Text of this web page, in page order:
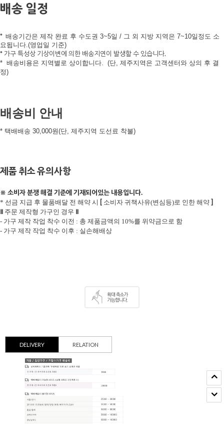
배송 일정
* 배송기간은 제작 완료 후 수도권 3~5일 / 그 외 지방 지역은 7~10일정도 소
요됩니다.(영업일 기준)
* 가구 특성상 기상이변에 의한 배송지연이 발생할 수 있습니다.
* 배송비용은 지역별로 상이합니다.
(단, 제주지역은 고객센터와 상의 후 결
정)
배송비 안내
* 택배배송 30,000원(단, 제주지역 도선료 착불)
제품 취소 유의사항
※ 소비자 분쟁 해결 기준에 기재되어있는 내용입니다.
* 선금 지급 후 물품배달 전 해약 시 [ 소비자 귀책사유(변심등)로 인한 해약 ]
Ⅱ 주문 제작형 가구인 경우 Ⅱ
- 가구 제작 작업 착수 이전 : 총 제품금액의 10%를 위약금으로 함
- 가구 제작 작업 착수 이후 : 실손해배상
DELIVERY RELATION